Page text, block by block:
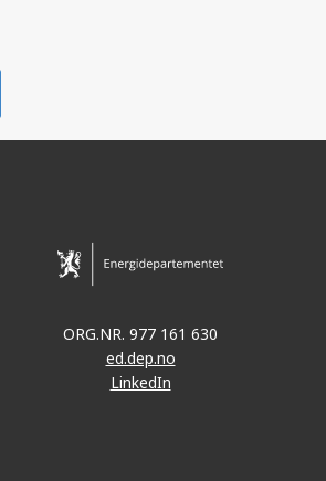
ORG.NR. 977 161 630
ed.dep.no
LinkedIn